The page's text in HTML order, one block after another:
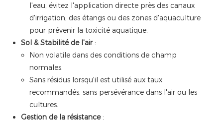
l'eau, évitez l'application directe près des canaux
d'irrigation, des étangs ou des zones d'aquaculture
pour prévenir la toxicité aquatique.
Sol & Stabilité de l'air :
Non volatile dans des conditions de champ
normales.
Sans résidus lorsqu'il est utilisé aux taux
recommandés, sans persévérance dans l'air ou les
cultures.
Gestion de la résistance :